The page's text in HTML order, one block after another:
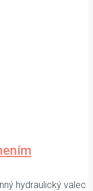
hydraulický valec